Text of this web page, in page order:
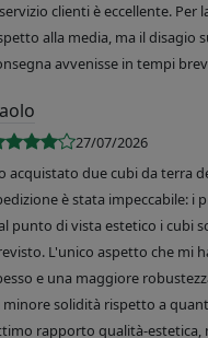
clienti è eccellente.
alla media, ma il disagio
avvenisse in tempi
27/07/2026
acquistato due cubi da terra
è stata impeccabile:
punto di vista estetico i cubi
L'unico aspetto che mi
e una maggiore
minore solidità rispetto a
rapporto qualità-estetica,